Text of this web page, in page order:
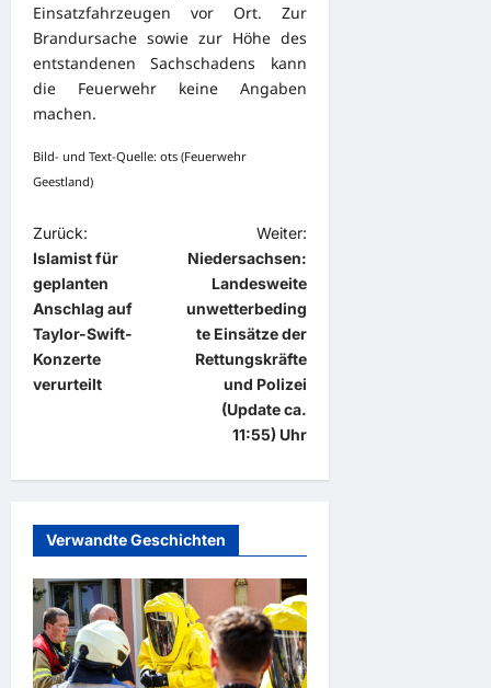
Einsatzfahrzeugen vor Ort. Zur
Brandursache sowie zur Höhe des
entstandenen Sachschadens kann
die Feuerwehr keine Angaben
machen.
Bild- und Text-Quelle: ots (Feuerwehr
Geestland)
B
e
i
t
r
s
v
i
g
a
Zurück:
Islamist für
geplanten
Anschlag auf
Taylor-Swift-
Konzerte
verurteilt
Weiter:
Niedersachsen:
Landesweite
unwetterbeding
te Einsätze der
Rettungskräfte
und Polizei
(Update ca.
11:55) Uhr
Verwandte Geschichten